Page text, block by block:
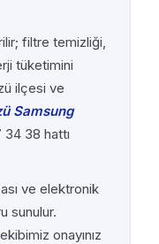
filtre temizliği,
tüketimini
ilçesi ve
Samsung
38 hattı
ve elektronik
sunulur.
onayınız